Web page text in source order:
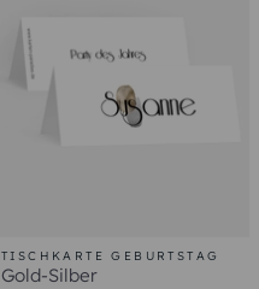
TISCHKARTE GEBURTSTAG
Gold-Silber